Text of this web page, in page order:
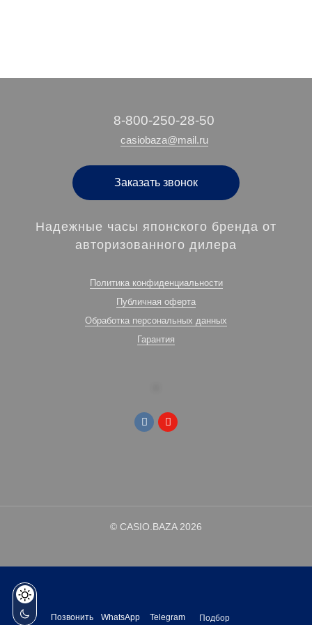
‭8-800-250-28-50
casiobaza@mail.ru
Заказать звонок
Надежные часы японского бренда от
авторизованного дилера
Политика конфиденциальности
Публичная оферта
Обработка персональных данных
Гарантия
© CASIO.BAZA 2026
Позвонить WhatsApp Telegram
Подбор